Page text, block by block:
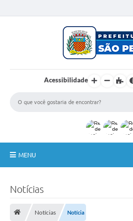
Acessibilidade
MENU
Secretarias
Notícias
Notícias Notícia